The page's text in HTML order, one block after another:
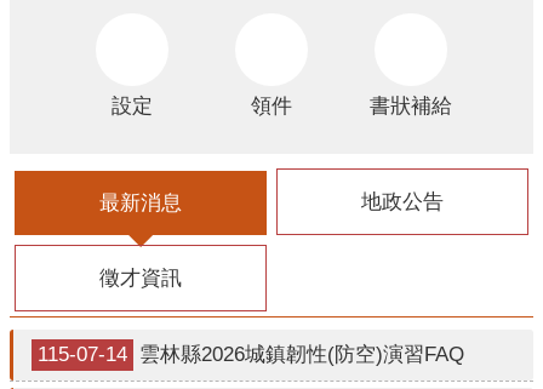
設定 領件 書狀補給
最新消息 地政公告
徵才資訊
115-07-14 雲林縣2026城鎮韌性(防空)演習FAQ